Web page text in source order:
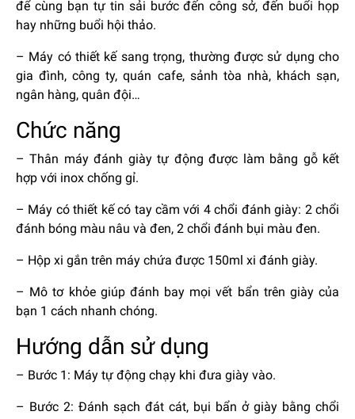
để cùng bạn tự tin sải bước đến công sở, đến buổi họp
hay những buổi hội thảo.
– Máy có thiết kế sang trọng, thường được sử dụng cho
gia đình, công ty, quán cafe, sảnh tòa nhà, khách sạn,
ngân hàng, quân đội…
Chức năng
– Thân máy đánh giày tự động được làm bằng gỗ kết
hợp với inox chống gỉ.
– Máy có thiết kế có tay cầm với 4 chổi đánh giày: 2 chổi
đánh bóng màu nâu và đen, 2 chổi đánh bụi màu đen.
– Hộp xi gắn trên máy chứa được 150ml xi đánh giày.
– Mô tơ khỏe giúp đánh bay mọi vết bẩn trên giày của
bạn 1 cách nhanh chóng.
Hướng dẫn sử dụng
– Bước 1: Máy tự động chạy khi đưa giày vào.
– Bước 2: Đánh sạch đát cát, bụi bẩn ở giày bằng chổi